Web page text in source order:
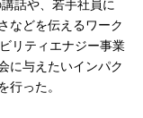
話や、若手社員に
などを伝えるワーク
リティエナジー事業
に与えたいインパク
行った。